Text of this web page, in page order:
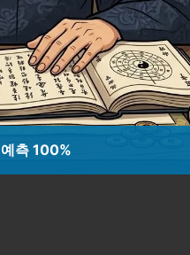
으로 이루어지
서다
측 100%